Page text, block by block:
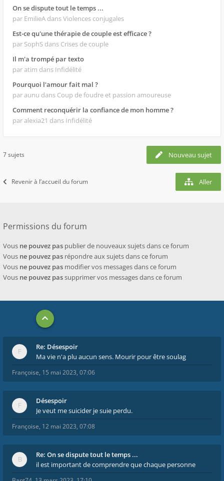
On se dispute tout le temps ...
par EmilieA dans Violences conjugales
Est-ce qu'une thérapie de couple est efficace ?
par SophS dans Crises de couple
Il m'a trompé par texto
par atim dans Infidélité
Pourquoi l'amour fait mal ?
par aunu dans Coup de foudre et passion amoureuse
Comment reconquérir la confiance de mon homme ?
par alexia21 dans Infidélité
Nouveau sujet
7 sujets
Revenir à l’accueil du forum Aller
Permissions du forum
Vous ne pouvez pas publier de nouveaux sujets dans ce forum
Vous ne pouvez pas répondre aux sujets dans ce forum
Vous ne pouvez pas modifier vos messages dans ce forum
Vous ne pouvez passupprimer vos messages dans ce forum
Re: Désespoir
Ma vie n'a plu aucun sens. Mourir pour être soulag
Françoise, 15 mai 2023, 07:06
Désespoir
Je veut me suicider je suie perdu.
Françoise, 12 mai 2023, 07:08
Re: On se dispute tout le temps ...
il est important de comprendre que chaque personne